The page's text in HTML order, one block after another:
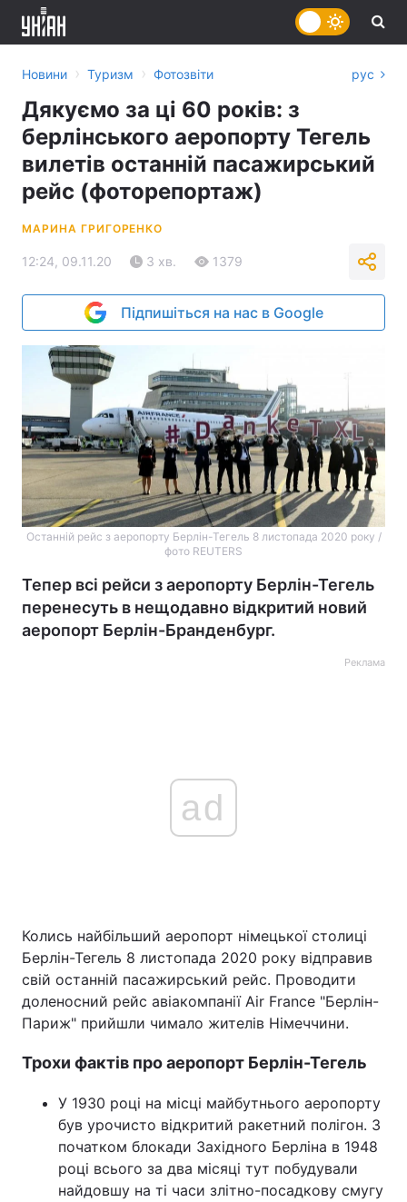
Україна Політика
Економіка Світ
Спорт Наука
Здоров'я Туризм
Цікавинки Погода
Новини › Туризм › Фотозвіти рус
Дякуємо за ці 60 років: з
берлінського аеропорту Тегель
вилетів останній пасажирський
рейс (фоторепортаж)
МАРИНА ГРИГОРЕНКО
12:24, 09.11.20 3 хв. 1379
Підпишіться на нас в Google
Останній рейс з аеропорту Берлін-Тегель 8 листопада 2020 року /
фото REUTERS
Тепер всі рейси з аеропорту Берлін-Тегель
перенесуть в нещодавно відкритий новий
аеропорт Берлін-Бранденбург.
Реклама
ad
Колись найбільший аеропорт німецької столиці
Берлін-Тегель 8 листопада 2020 року відправив
свій останній пасажирський рейс. Проводити
доленосний рейс авіакомпанії Air France "Берлін-
Париж" прийшли чимало жителів Німеччини.
Трохи фактів про аеропорт Берлін-Тегель
У 1930 році на місці майбутнього аеропорту
був урочисто відкритий ракетний полігон. З
початком блокади Західного Берліна в 1948
році всього за два місяці тут побудували
найдовшу на ті часи злітно-посадкову смугу